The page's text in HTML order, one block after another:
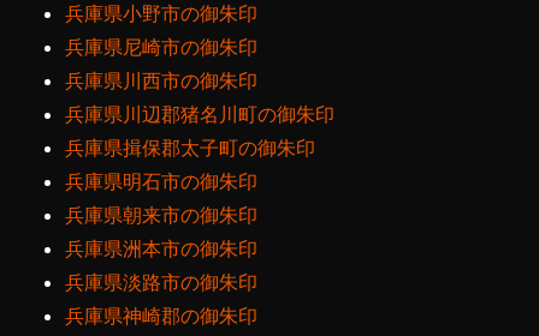
兵庫県小野市の御朱印
兵庫県尼崎市の御朱印
兵庫県川西市の御朱印
兵庫県川辺郡猪名川町の御朱印
兵庫県揖保郡太子町の御朱印
兵庫県明石市の御朱印
兵庫県朝来市の御朱印
兵庫県洲本市の御朱印
兵庫県淡路市の御朱印
兵庫県神崎郡の御朱印